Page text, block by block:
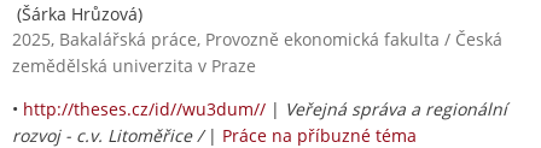
(Šárka Hrůzová)
2025, Bakalářská práce, Provozně ekonomická fakulta / Česká
zemědělská univerzita v Praze
• http://theses.cz/id//wu3dum// | Veřejná správa a regionální
rozvoj - c.v. Litoměřice / | Práce na příbuzné téma